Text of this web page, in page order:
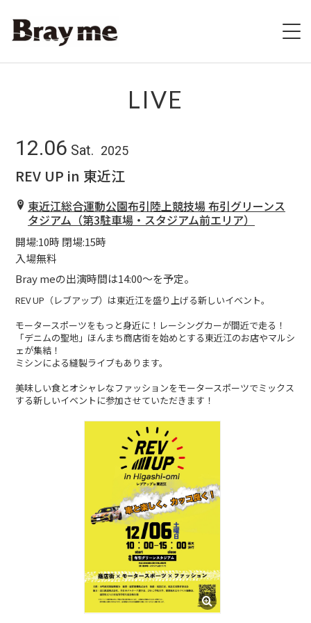
BIOGRAPHY
DISCOGRAPHY
STORE
BLOG
たにき
アンリ
CONTACT
LIVE
12.06 Sat. 2025
REV UP in 東近江
東近江総合運動公園布引陸上競技場 布引グリーンス
タジアム（第3駐車場・スタジアム前エリア）
開場:10時 閉場:15時
入場無料
Bray meの出演時間は14:00〜を予定。
REV UP（レブアップ）は東近江を盛り上げる新しいイベント。
モータースポーツをもっと身近に！レーシングカーが間近で走る！
「デニムの聖地」ほんまち商店街を始めとする東近江のお店やマルシ
ェが集結！
ミシンによる縫製ライブもあります。
美味しい食とオシャレなファッションをモータースポーツでミックス
する新しいイベントに参加させていただきます！